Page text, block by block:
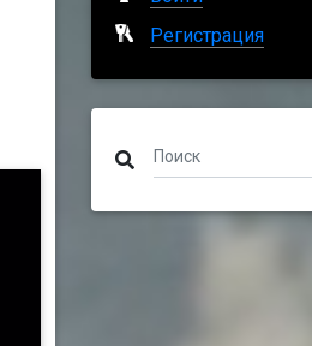
Регистрация